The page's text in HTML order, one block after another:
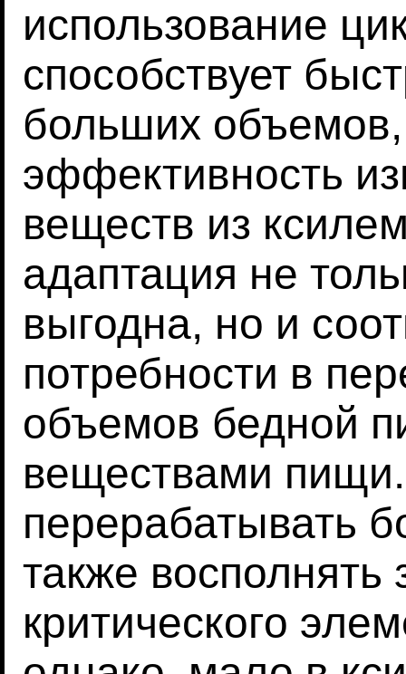
использование
способствует
больших
эффективность
веществ из
адаптация не
выгодна, но и
потребности в
объемов бедной
веществами
перерабатывать
также восполнять
критического